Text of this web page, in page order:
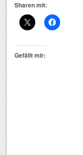
Sharen mit:
Gefällt mir: